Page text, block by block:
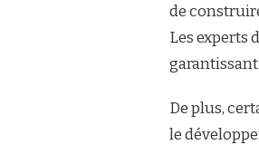
de
Les experts
De plus,
le